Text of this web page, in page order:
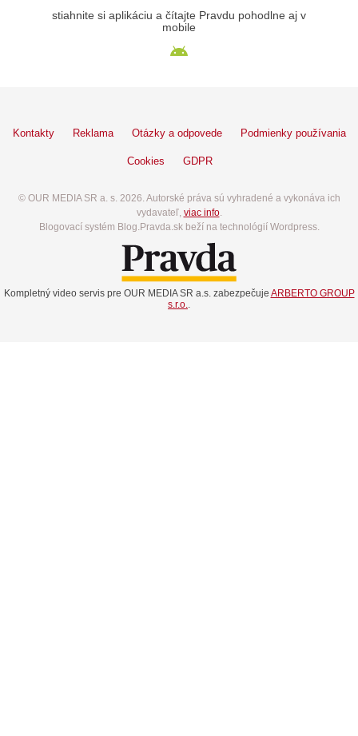
stiahnite si aplikáciu a čítajte Pravdu pohodlne aj v
mobile
Kontakty Reklama Otázky a odpovede Podmienky používania
Cookies GDPR
© OUR MEDIA SR a. s. 2026. Autorské práva sú vyhradené a vykonáva ich
vydavateľ, viac info.
Blogovací systém Blog.Pravda.sk beží na technológií Wordpress.
Kompletný video servis pre OUR MEDIA SR a.s. zabezpečuje ARBERTO GROUP
s.r.o.